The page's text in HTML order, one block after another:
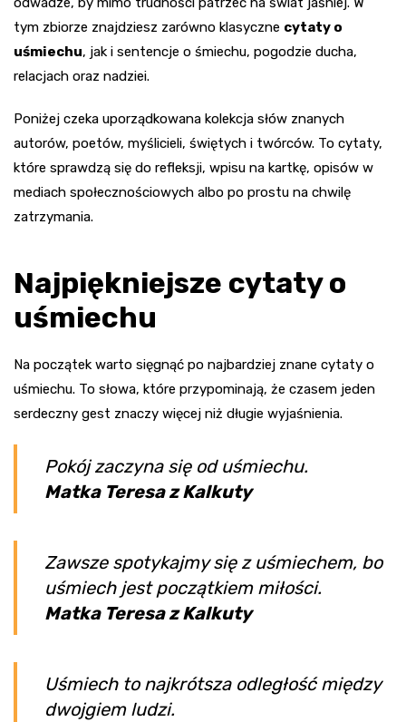
tym zbiorze znajdziesz zarówno klasyczne cytaty o
uśmiechu, jak i sentencje o śmiechu, pogodzie ducha,
relacjach oraz nadziei.
Poniżej czeka uporządkowana kolekcja słów znanych
autorów, poetów, myślicieli, świętych i twórców. To cytaty,
które sprawdzą się do refleksji, wpisu na kartkę, opisów w
mediach społecznościowych albo po prostu na chwilę
zatrzymania.
Najpiękniejsze cytaty o
uśmiechu
Na początek warto sięgnąć po najbardziej znane cytaty o
uśmiechu. To słowa, które przypominają, że czasem jeden
serdeczny gest znaczy więcej niż długie wyjaśnienia.
Pokój zaczyna się od uśmiechu.
Matka Teresa z Kalkuty
Zawsze spotykajmy się z uśmiechem, bo
uśmiech jest początkiem miłości.
Matka Teresa z Kalkuty
Uśmiech to najkrótsza odległość między
dwojgiem ludzi.